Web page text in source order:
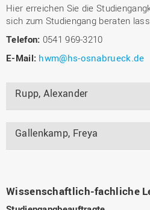
Hier erreichen Sie die
sich zum Studiengang beraten
Telefon: 0541 969-3210
E-Mail: hwm@hs-osnabrueck.de
Rupp, Alexander
Gallenkamp, Freya
Wissenschaftlich-fachliche